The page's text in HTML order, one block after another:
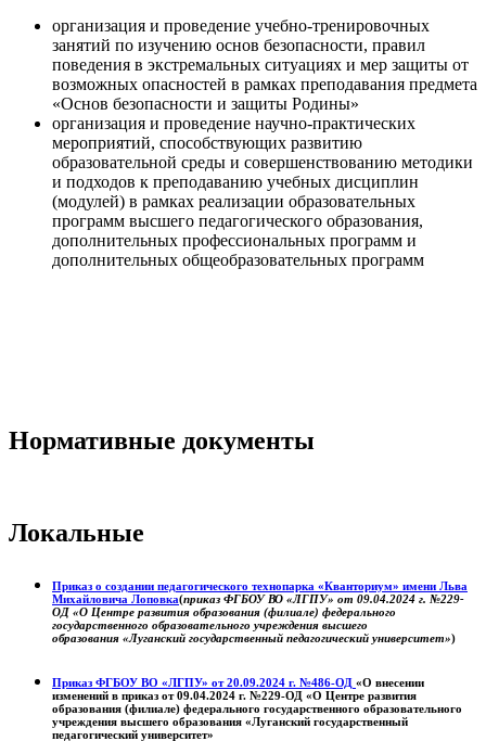
организация и проведение учебно-тренировочных
занятий по изучению основ безопасности, правил
поведения в экстремальных ситуациях и мер защиты от
возможных опасностей в рамках преподавания предмета
«Основ безопасности и защиты Родины»
организация и проведение научно-практических
мероприятий, способствующих развитию
образовательной среды и совершенствованию методики
и подходов к преподаванию учебных дисциплин
(модулей) в рамках реализации образовательных
программ высшего педагогического образования,
дополнительных профессиональных программ и
дополнительных общеобразовательных программ
Нормативные документы
Локальные
Приказ о создании педагогического технопарка «Кванториум» имени Льва
Михайловича Лоповка(приказ ФГБОУ ВО «ЛГПУ» от 09.04.2024 г. №229-
ОД «О Центре развития образования (филиале) федерального
государственного образовательного учреждения высшего
образования «Луганский государственный педагогический университет»)
Приказ ФГБОУ ВО «ЛГПУ» от 20.09.2024 г. №486-ОД «О внесении
изменений в приказ от 09.04.2024 г. №229-ОД «О Центре развития
образования (филиале) федерального государственного образовательного
учреждения высшего образования «Луганский государственный
педагогический университет»